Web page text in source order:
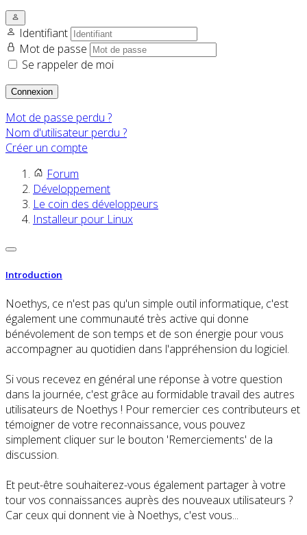
Identifiant
Mot de passe
Se rappeler de moi
Connexion
Mot de passe perdu ?
Nom d'utilisateur perdu ?
Créer un compte
Forum
Développement
Le coin des développeurs
Installeur pour Linux
Introduction
Noethys, ce n'est pas qu'un simple outil informatique, c'est
également une communauté très active qui donne
bénévolement de son temps et de son énergie pour vous
accompagner au quotidien dans l'appréhension du logiciel.
Si vous recevez en général une réponse à votre question
dans la journée, c'est grâce au formidable travail des autres
utilisateurs de Noethys ! Pour remercier ces contributeurs et
témoigner de votre reconnaissance, vous pouvez
simplement cliquer sur le bouton 'Remerciements' de la
discussion.
Et peut-être souhaiterez-vous également partager à votre
tour vos connaissances auprès des nouveaux utilisateurs ?
Car ceux qui donnent vie à Noethys, c'est vous...